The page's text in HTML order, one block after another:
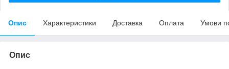
Опис Характеристики Доставка Оплата Умови
Опис